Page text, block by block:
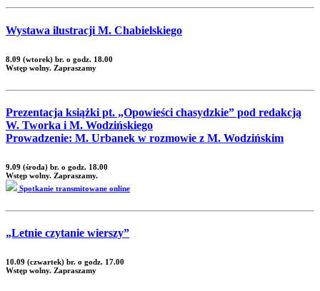
Wystawa ilustracji M. Chabielskiego
8.09 (wtorek) br. o godz. 18.00
Wstęp wolny. Zapraszamy
Prezentacja książki pt. „Opowieści chasydzkie” pod redakcją
W. Tworka i M. Wodzińskiego
Prowadzenie: M. Urbanek w rozmowie z M. Wodzińskim
9.09 (środa) br. o godz. 18.00
Wstęp wolny. Zapraszamy.
Spotkanie transmitowane online
„Letnie czytanie wierszy”
10.09 (czwartek) br. o godz. 17.00
Wstęp wolny. Zapraszamy